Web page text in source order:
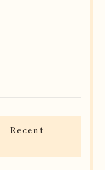
Recent